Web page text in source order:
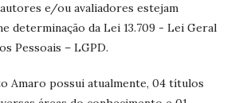
e/ou avaliadores estejam
determinação da Lei 13.709 - Lei Geral
Pessoais – LGPD.
Amaro possui atualmente, 04 títulos